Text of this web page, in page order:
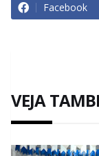
Facebook
VEJA